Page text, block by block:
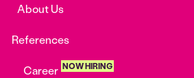
About Us
References
Career NOW HIRING